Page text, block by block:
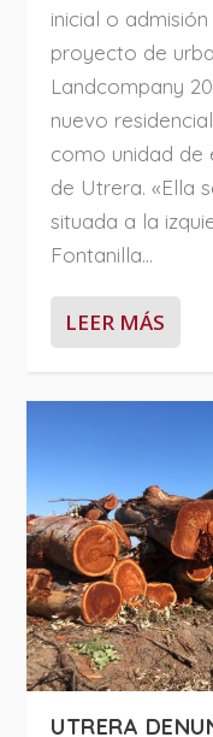
inicial o
proyecto de
Landcompany
nuevo
como unidad de
de Utrera. «Ella
situada a la
Fontanilla...
LEER MÁS
UTRERA